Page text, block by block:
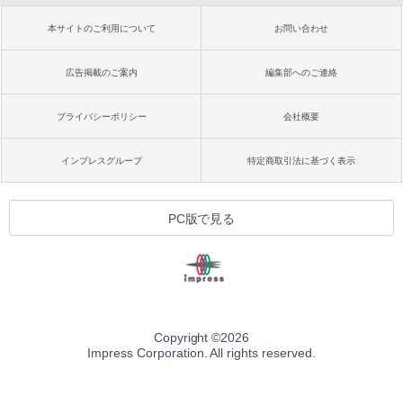
本サイトのご利用について お問い合わせ
広告掲載のご案内 編集部へのご連絡
プライバシーポリシー 会社概要
インプレスグループ 特定商取引法に基づく表示
PC版で見る
Copyright ©2026
Impress Corporation. All rights reserved.